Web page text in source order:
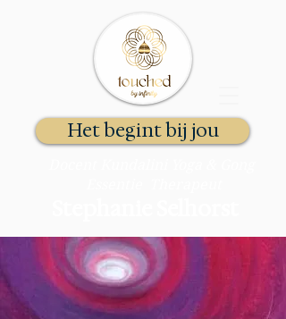
Het begint bij jou